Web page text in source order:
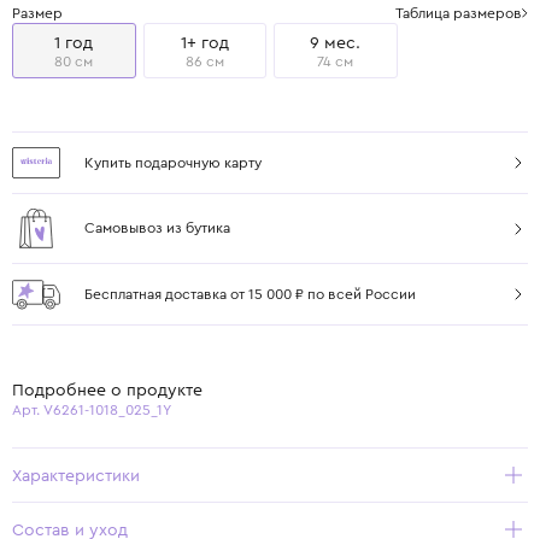
Размер Таблица размеров
1 год
80 см
1+ год
86 см
9 мес.
74 см
Купить подарочную карту
Самовывоз из бутика
Бесплатная доставка от 15 000 ₽ по всей России
Подробнее о продукте
Арт. V6261-1018_025_1Y
Характеристики
Состав и уход